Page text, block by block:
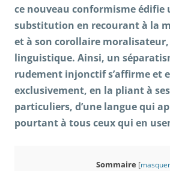
ce nouveau conformisme édifie
substitution en recourant à la
et à son corollaire
linguistique. Ainsi, un
rudement injonctif s’affirme et
exclusivement, en la pliant à
particuliers, d’une languequi
pourtant à tous ceux qui en
Sommaire [masquer